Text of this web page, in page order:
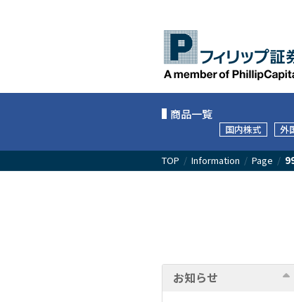
商品一覧
国内株式 外
TOP / Information / Page /
お知らせ